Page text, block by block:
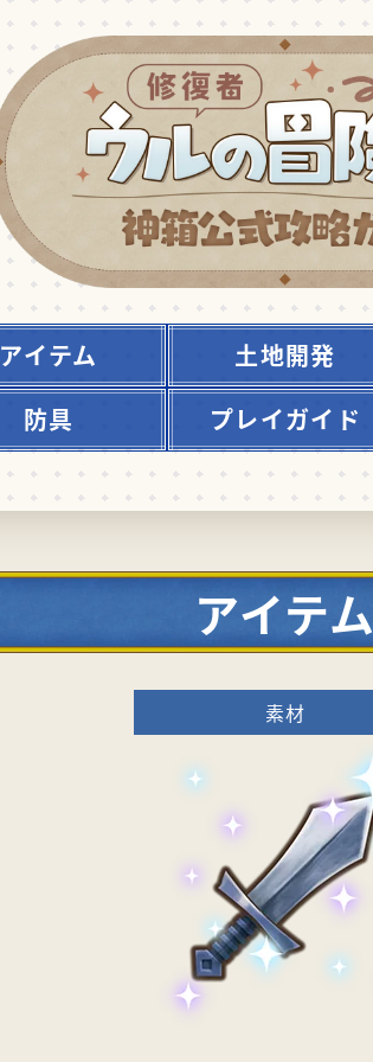
アイテム 土地開発
防具 プレイガイド
アイテム
素材